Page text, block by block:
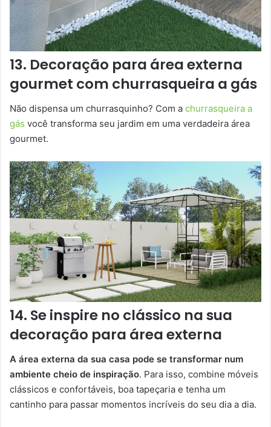
13. Decoração para área externa
gourmet com churrasqueira a gás
Não dispensa um churrasquinho? Com a churrasqueira a
gás você transforma seu jardim em uma verdadeira área
gourmet.
14. Se inspire no clássico na sua
decoração para área externa
A área externa da sua casa pode se transformar num
ambiente cheio de inspiração. Para isso, combine móveis
clássicos e confortáveis, boa tapeçaria e tenha um
cantinho para passar momentos incríveis do seu dia a dia.